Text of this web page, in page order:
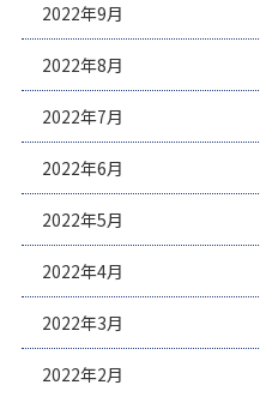
2022年9月
2022年8月
2022年7月
2022年6月
2022年5月
2022年4月
2022年3月
2022年2月